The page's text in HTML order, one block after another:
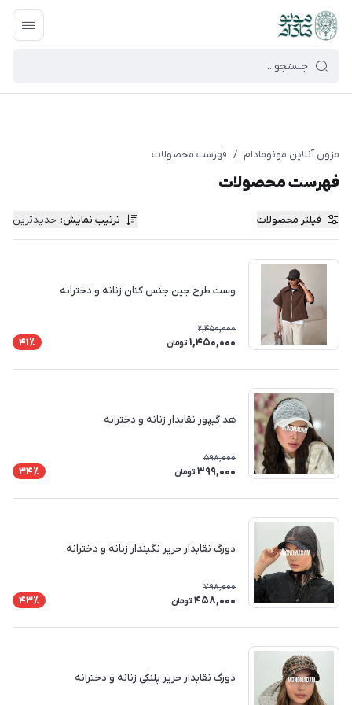
google-site-verification=UkFKasNatN7FPdBOwdojHjkgfDasi-
9oGygsJEdAZik
مزون آنلاین مونومادام / فهرست محصولات
فهرست محصولات
فیلتر محصولات ترتیب نمایش: جدیدترین
وست طرح جین جنس کتان زنانه و دخترانه
2,450,000
1,450,000 تومان 41٪
هد گیپور نقابدار زنانه و دخترانه
598,000
399,000 تومان 34٪
دورگ نقابدار حریر نگیندار زنانه و دخترانه
798,000
458,000 تومان 43٪
دورگ نقابدار حریر پلنگی زنانه و دخترانه